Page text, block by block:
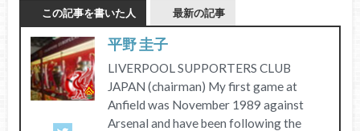
この記事を書いた人 最新の記事
平野 圭子
LIVERPOOL SUPPORTERS CLUB
JAPAN (chairman) My first game at
Anfield was November 1989 against
Arsenal and have been following the